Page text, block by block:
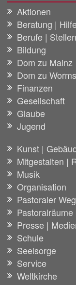
Aktionen
Beratung |
Berufe |
Bildung
Dom zu Mainz
Dom zu Worms
Finanzen
Gesellschaft
Glaube
Jugend
Kunst |
Mitgestalten |
Musik
Organisation
Pastoraler Weg
Pastoralräume
Presse |
Schule
Seelsorge
Service
Weltkirche